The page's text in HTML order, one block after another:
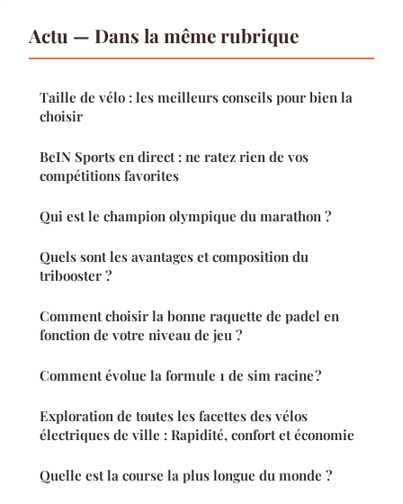
Actu — Dans la même rubrique
Taille de vélo : les meilleurs conseils pour bien la
choisir
BeIN Sports en direct : ne ratez rien de vos
compétitions favorites
Qui est le champion olympique du marathon ?
Quels sont les avantages et composition du
tribooster ?
Comment choisir la bonne raquette de padel en
fonction de votre niveau de jeu ?
Comment évolue la formule 1 de sim racine ?
Exploration de toutes les facettes des vélos
électriques de ville : Rapidité, confort et économie
Quelle est la course la plus longue du monde ?